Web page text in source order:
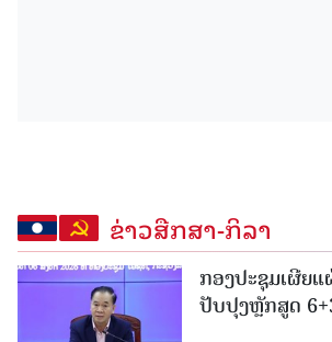
ຂ່າວສືກສາ-ກິລາ
ກອງປະຊຸມເຜີຍ
ປັບປຸງຫຼັກສູດ